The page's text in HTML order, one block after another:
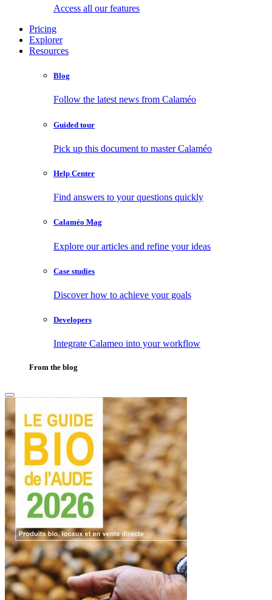
Access all our features
Pricing
Explorer
Resources
Blog
Follow the latest news from Calaméo
Guided tour
Pick up this document to master Calaméo
Help Center
Find answers to your questions quickly
Calaméo Mag
Explore our articles and refine your ideas
Case studies
Discover how to achieve your goals
Developers
Integrate Calameo into your workflow
From the blog